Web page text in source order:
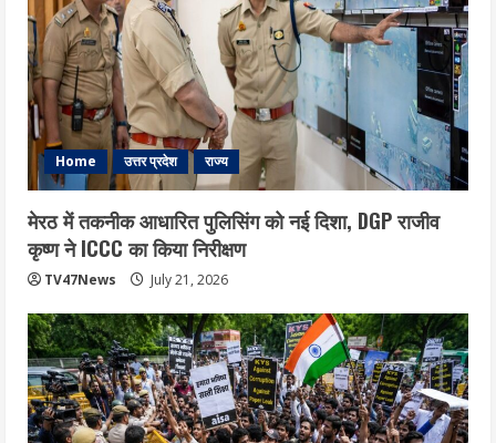
Home उत्तर प्रदेश राज्य
मेरठ में तकनीक आधारित पुलिसिंग को नई दिशा, DGP राजीव
कृष्ण ने ICCC का किया निरीक्षण
TV47News July 21, 2026